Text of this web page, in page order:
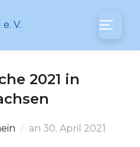
2021 in
an Veröffentlicht
30. April 2021